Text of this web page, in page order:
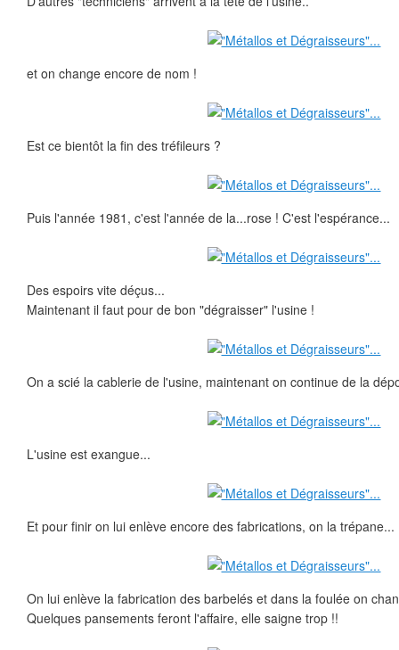
et on change encore de nom !
Est ce bientôt la fin des tréfileurs ?
Puis l'année 1981, c'est l'année de la...rose ! C'est l'espérance...
Des espoirs vite déçus...
Maintenant il faut pour de bon "dégraisser" l'usine !
On a scié la cablerie de l'usine, maintenant on continue de la
L'usine est exangue...
Et pour finir on lui enlève encore des fabrications, on la trépane...
On lui enlève la fabrication des barbelés et dans la foulée on
Quelques pansements feront l'affaire, elle saigne trop !!